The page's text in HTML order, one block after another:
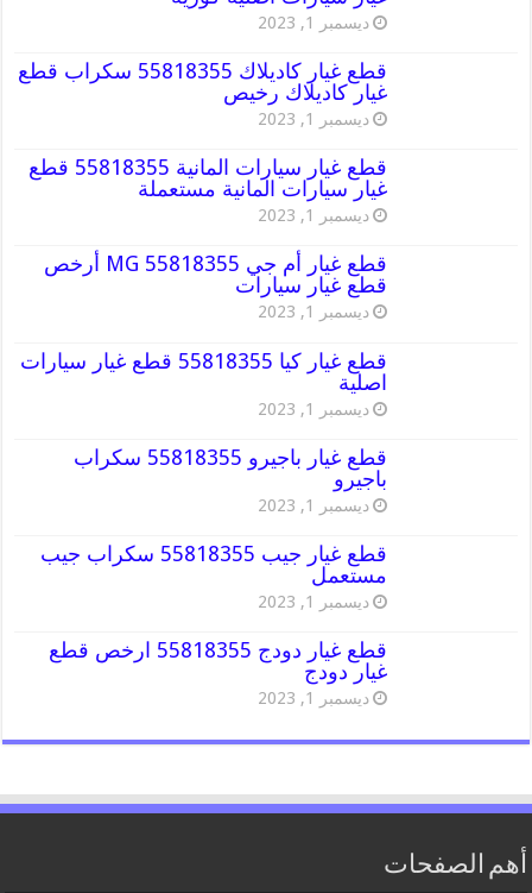
ديسمبر 1, 2023
قطع غيار كاديلاك 55818355 سكراب قطع
غيار كاديلاك رخيص
ديسمبر 1, 2023
قطع غيار سيارات المانية 55818355 قطع
غيار سيارات المانية مستعملة
ديسمبر 1, 2023
قطع غيار أم جي MG 55818355 أرخص
قطع غيار سيارات
ديسمبر 1, 2023
قطع غيار كيا 55818355 قطع غيار سيارات
اصلية
ديسمبر 1, 2023
قطع غيار باجيرو 55818355 سكراب
باجيرو
ديسمبر 1, 2023
قطع غيار جيب 55818355 سكراب جيب
مستعمل
ديسمبر 1, 2023
قطع غيار دودج 55818355 ارخص قطع
غيار دودج
ديسمبر 1, 2023
أهم الصفحات